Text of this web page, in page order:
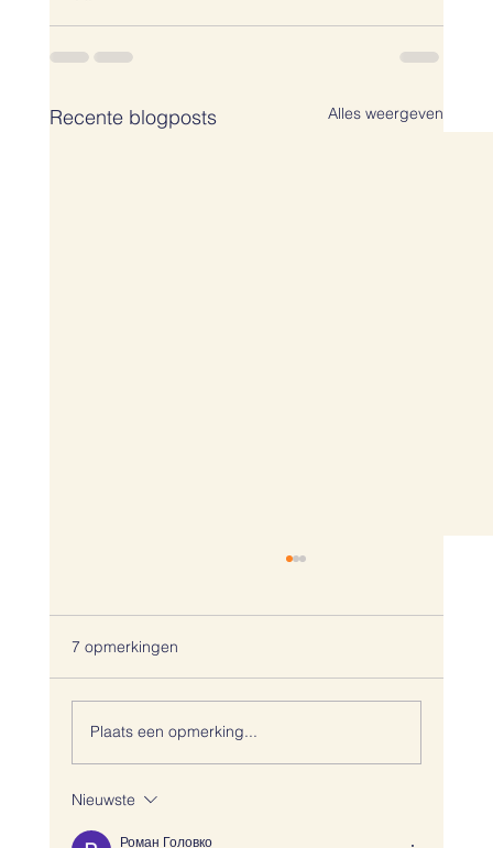
Recente blogposts Alles weergeven
Jouw Website in Wix Studio: Mooi, Snel én
Vindbaar
7 opmerkingen
Plaats een opmerking...
Nieuwste
Роман Головко